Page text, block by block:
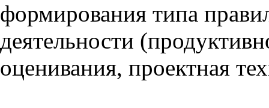
формирования типа
деятельности
оценивания, проектная